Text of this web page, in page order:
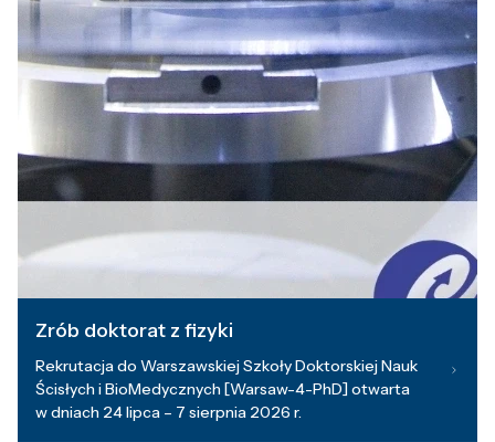
Zrób doktorat z fizyki
Rekrutacja do Warszawskiej Szkoły Doktorskiej Nauk
Ścisłych i BioMedycznych [Warsaw-4-PhD] otwarta
w dniach 24 lipca – 7 sierpnia 2026 r.